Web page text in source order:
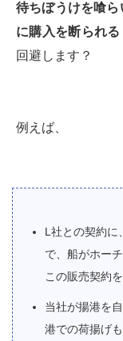
待ちぼうけを喰
に購入を断られる
回避します？
例えば、
L社との契約に
で、船がホー
この販売契約
当社が揚港を
港での荷揚げ